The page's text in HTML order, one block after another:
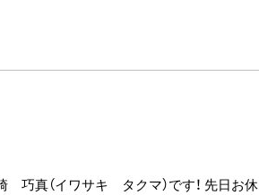
巧真（イワサキ タクマ）です！ 先日お休